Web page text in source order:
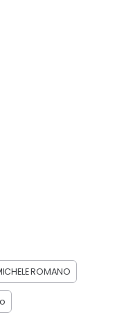
ROMANO